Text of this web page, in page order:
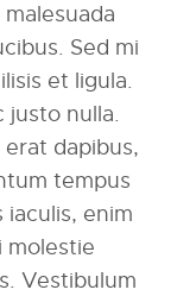
Sed mi
et ligula.
justo nulla.
dapibus,
tempus
iaculis, enim
molestie
Vestibulum